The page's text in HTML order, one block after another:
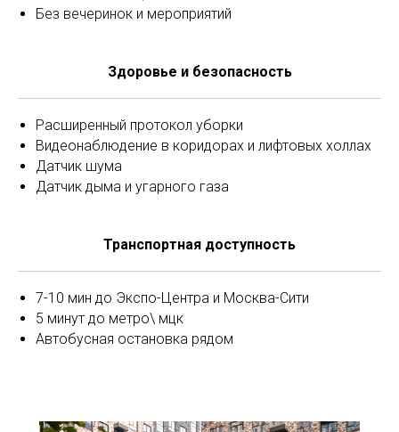
Без вечеринок и мероприятий
Здоровье и безопасность
Расширенный протокол уборки
Видеонаблюдение в коридорах и лифтовых холлах
Датчик шума
Датчик дыма и угарного газа
Транспортная доступность
7-10 мин до Экспо-Центра и Москва-Сити
5 минут до метро\ мцк
Автобусная остановка рядом